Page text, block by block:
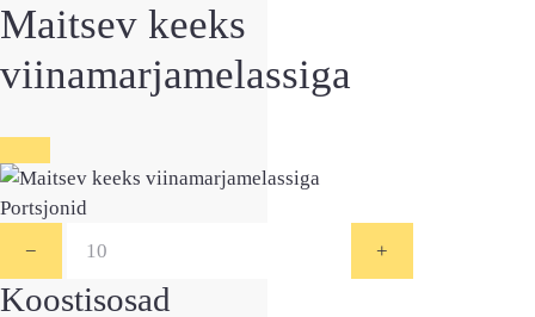
Maitsev keeks
viinamarjamelassiga
Portsjonid
−
+
Koostisosad